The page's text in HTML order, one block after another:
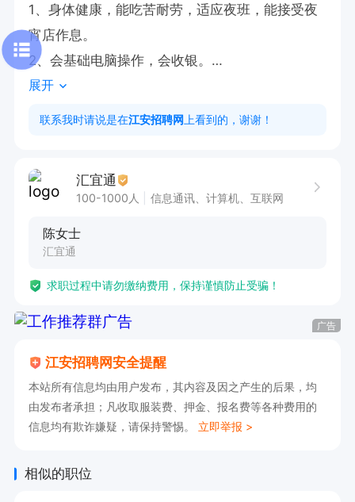
1、身体健康，能吃苦耐劳，适应夜班，能接受夜
宵店作息。
2、会基础电脑操作，会收银。
3、有餐饮保洁、勤杂工作经验者优先。
展开
联系我时请说是在江安招聘网 上看到的，谢谢！
汇宜通
100-1000人 信息通讯、计算机、互联网
陈女士
汇宜通
求职过程中请勿缴纳费用，保持谨慎防止受骗！
广告
江安招聘网安全提醒
本站所有信息均由用户发布，其内容及因之产生的后果，均
由发布者承担；凡收取服装费、押金、报名费等各种费用的
信息均有欺诈嫌疑，请保持警惕。 立即举报 >
相似的职位